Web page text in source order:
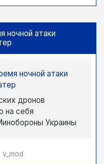
ночной атаки
дронов
на себя
Украины
v_mod